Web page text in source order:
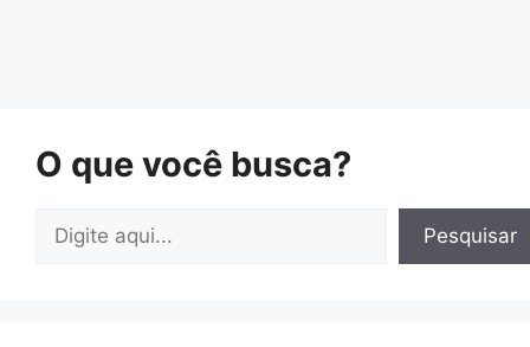
O que você busca?
Pesquisar Pesquisar